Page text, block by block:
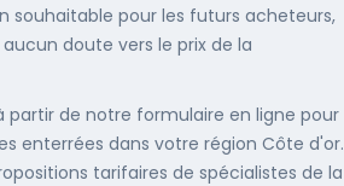
souhaitable pour les futurs acheteurs,
doute vers le prix de la
partir de notre formulaire en ligne pour
enterrées dans votre région Côte d'or.
tarifaires de spécialistes de la